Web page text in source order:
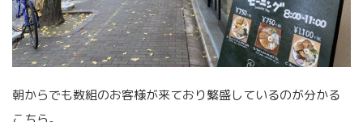
朝からでも数組のお客様が来ており繁盛しているのが分かる